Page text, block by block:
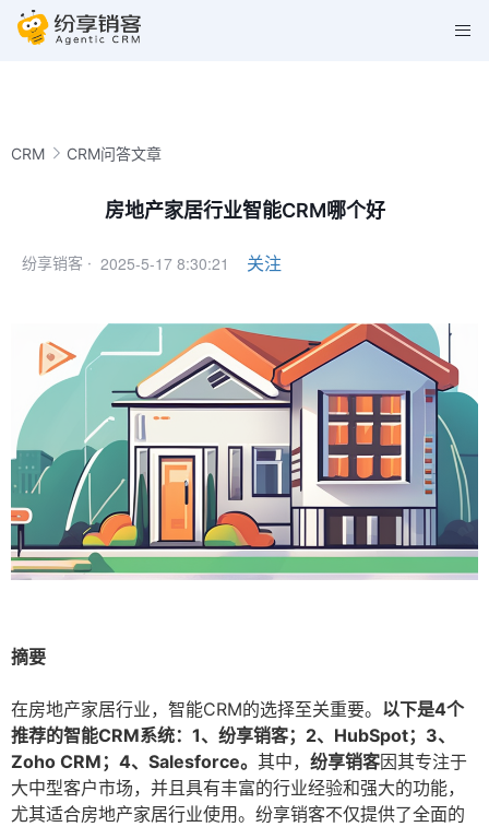
CRM CRM问答文章
房地产家居行业智能CRM哪个好
纷享销客 · 2025-5-17 8:30:21 关注
摘要
在房地产家居行业，智能CRM的选择至关重要。 以下是4个
推荐的智能CRM系统：1、纷享销客；2、HubSpot；3、
Zoho CRM；4、Salesforce。 其中， 纷享销客因其专注于
大中型客户市场，并且具有丰富的行业经验和强大的功能，
尤其适合房地产家居行业使用。纷享销客不仅提供了全面的